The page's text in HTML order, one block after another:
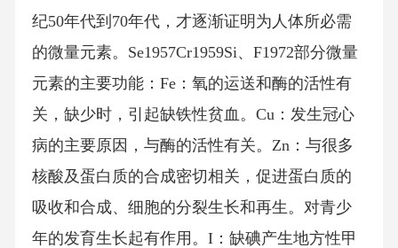
纪50年代到70年代，才逐渐证明为人体所必需
的微量元素。Se1957Cr1959Si、F1972部分微量
元素的主要功能：Fe：氧的运送和酶的活性有
关，缺少时，引起缺铁性贫血。Cu：发生冠心
病的主要原因，与酶的活性有关。Zn：与很多
核酸及蛋白质的合成密切相关，促进蛋白质的
吸收和合成、细胞的分裂生长和再生。对青少
年的发育生长起有作用。I：缺碘产生地方性甲